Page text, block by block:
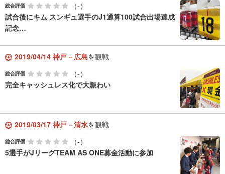
総合評価
（-）
試合後にキム スンギュ選手のJ1通算100試合出場達成
記念…
2019/04/14 神戸－広島を観戦
総合評価
（-）
完全キャッシュレス化で大賑わい
2019/03/17 神戸－清水を観戦
総合評価
（-）
5選手がJリーグTEAM AS ONE募金活動に参加